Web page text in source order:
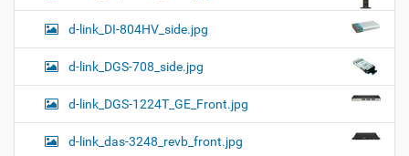
d-link_DI-804HV_side.jpg
d-link_DGS-708_side.jpg
d-link_DGS-1224T_GE_Front.jpg
d-link_das-3248_revb_front.jpg